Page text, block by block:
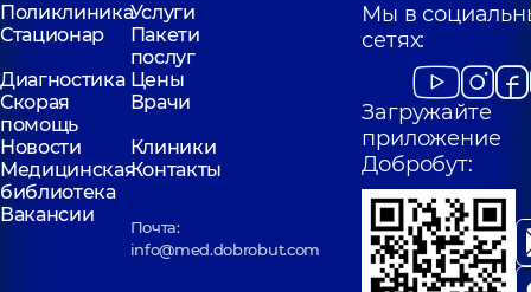
ПоликлиникаУслуги
Стационар
Пакети
послуг
Диагностика Цены
Скорая
помощь
Врачи
Новости
Клиники
Медицинская
библиотека
Контакты
Вакансии
Почта:
info@med.dobrobut.com
Мы в
сетях:
Загружайте
приложение
Добробут: